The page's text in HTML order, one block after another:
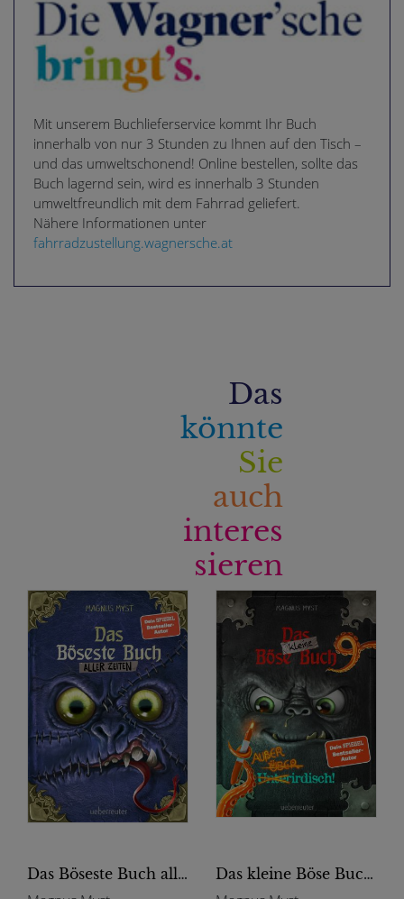
Mit unserem Buchlieferservice kommt Ihr Buch
innerhalb von nur 3 Stunden zu Ihnen auf den Tisch –
und das umweltschonend! Online bestellen, sollte das
Buch lagernd sein, wird es innerhalb 3 Stunden
umweltfreundlich mit dem Fahrrad geliefert.
Nähere Informationen unter
fahrradzustellung.wagnersche.at
Das
könnte
Sie
auch
interes
sieren
Das Böseste Buch aller Zeiten (Die Bösen Bücher, Bd. 3) Das kleine Böse Buch 9 - Außerirdisch! (Das kleine Böse Buch, Bd. 9)